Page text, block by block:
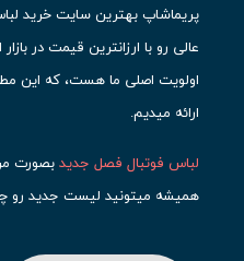
پریماشاپ بهترین سایت خرید
عالی رو با ارزانترین قیمت در
اولویت اصلی ما هست، که این
ارائه میدیم.
لباس فوتبال فصل جدیدبصورت
همیشه میتونید لیست جدید رو